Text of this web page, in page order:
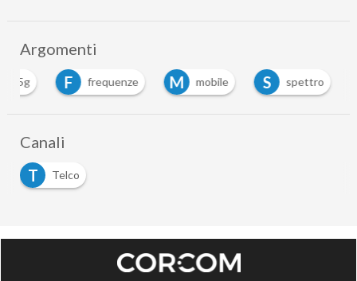
Argomenti
5g F frequenze M mobile S spettro
Canali
T
Telco